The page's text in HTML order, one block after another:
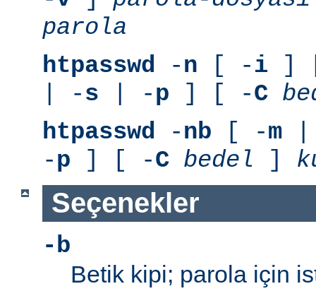
parola
htpasswd -n [ -i ]
| -s | -p ] [ -C
htpasswd -nb [ -m
-p ] [ -C bedel ]
Seçenekler
-b
Betik kipi; parola için